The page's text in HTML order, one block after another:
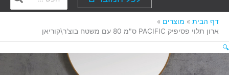
דף הבית
מוצרים
ארון תלוי פסיפיק PACIFIC ס"מ 80 עם משטח בוצ'ר\קוריאן
🔍